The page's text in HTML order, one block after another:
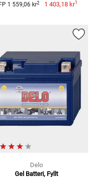
1 559,06 kr2 1 403,18 kr1
Delo
Gel Batteri, Fyllt